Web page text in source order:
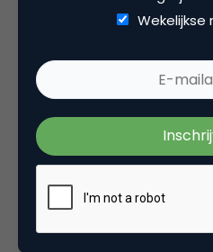
Redactie
Hoofdredactie
De postings op de site
beoordeeld en ingepland
vinden, schrijven we zelf
zijn we ook
Wekelijkse